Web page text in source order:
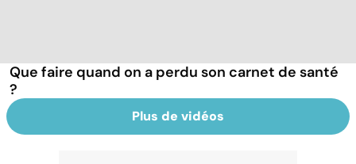
Que faire quand on a perdu son carnet de santé
?
Plus de vidéos